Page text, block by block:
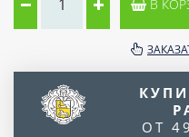
В
ОТ